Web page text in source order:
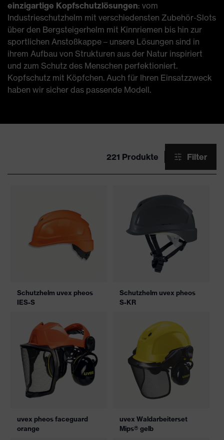
einzigartige Kopfschutzlösungen: vom
Industrieschutzhelm mit verschiedensten Zubehör-Slots
über den Bergsteigerhelm mit Kinnriemen bis hin zur
sportlichen Anstoßkappe – unsere Lösungen sind in
ihrem Aufbau von Strukturen aus der Natur inspiriert
und zum Schutz des Menschen perfektioniert.
Kopfschutz mit Köpfchen. Auch für Ihren Einsatzzweck
haben wir sicher das passende Modell.
221 Produkte Filter
Schutzhelm uvex pheos
IES-S
Schutzhelm uvex pheos
S-KR
uvex pheos faceguard
orange
uvex Waldarbeiterset
Mips® gelb